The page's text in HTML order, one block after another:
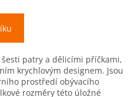
patry a dělicími příčkami,
krychlovým designem. Jsou
prostředí obývacího
rozměry této úložné